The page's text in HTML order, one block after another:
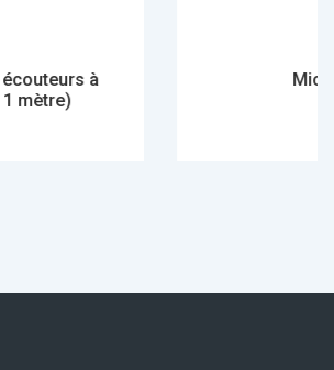
Micro casque Pélicandrome